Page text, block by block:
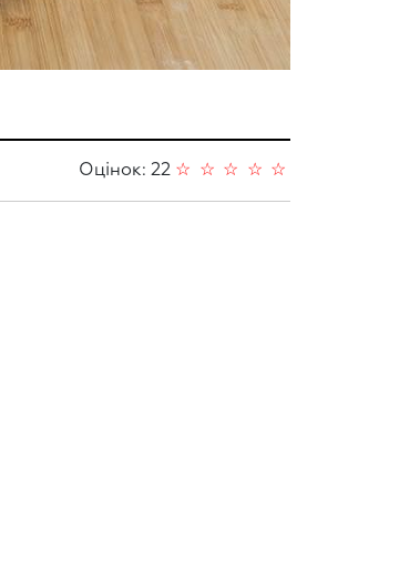
Оцінок: 22 ☆
☆
☆
☆
☆